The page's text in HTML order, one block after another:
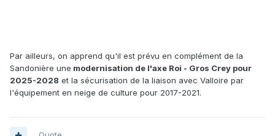
Par ailleurs, on apprend qu'il est prévu en complément de la
Sandonière une modernisation de l'axe Roi - Gros Crey pour
2025-2028 et la sécurisation de la liaison avec Valloire par
l'équipement en neige de culture pour 2017-2021.